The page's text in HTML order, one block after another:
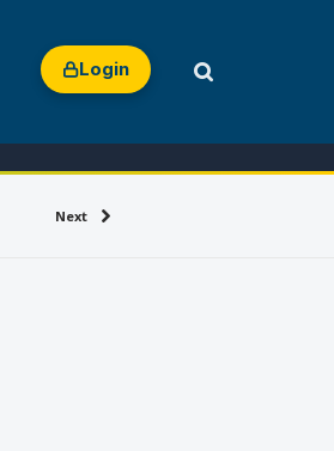
Login
Next